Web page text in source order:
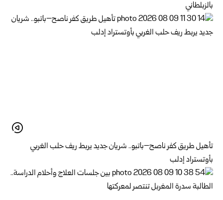
بالزبلطاني
تأهيل طريق كفر ناصح–باتبو.. شريان جديد يربط ريف حلب الغربي
بأوتستراد إدلب